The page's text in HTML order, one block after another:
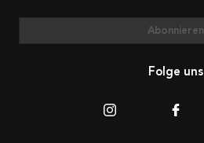
Abonnieren
Folge uns